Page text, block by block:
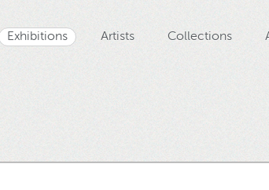
Exhibitions Artists Collections